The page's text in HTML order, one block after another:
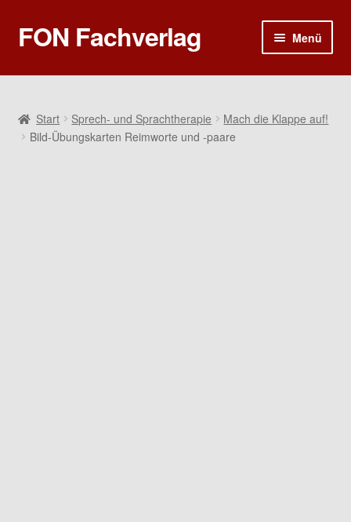
Zur
Navigation
Zum
Inhalt
FON Fachverlag Menü
Home
Sprech- und Sprachtherapie
Start Sprech- und Sprachtherapie
Mach die Klappe auf!
Bild-Übungskarten Reimworte und -paare